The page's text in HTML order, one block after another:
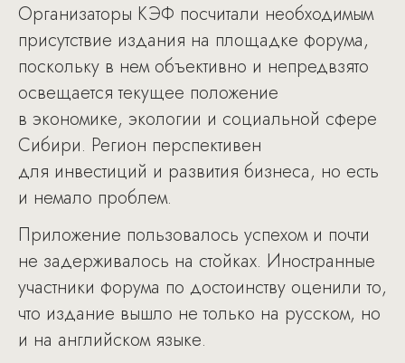
Организаторы КЭФ посчитали необходимым
присутствие издания на площадке форума,
поскольку в нем объективно и непредвзято
освещается текущее положение
в экономике, экологии и социальной сфере
Сибири. Регион перспективен
для инвестиций и развития бизнеса, но есть
и немало проблем.
Приложение пользовалось успехом и почти
не задерживалось на стойках. Иностранные
участники форума по достоинству оценили то,
что издание вышло не только на русском, но
и на английском языке.